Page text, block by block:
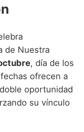
de Nuestra
, día de los
ofrecen a
oportunidad
su vínculo